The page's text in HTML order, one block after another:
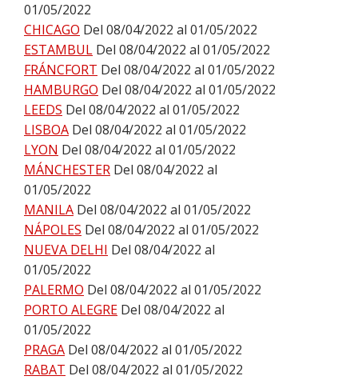
01/05/2022
CHICAGO Del 08/04/2022 al 01/05/2022
ESTAMBUL Del 08/04/2022 al 01/05/2022
FRÁNCFORT Del 08/04/2022 al 01/05/2022
HAMBURGO Del 08/04/2022 al 01/05/2022
LEEDS Del 08/04/2022 al 01/05/2022
LISBOA Del 08/04/2022 al 01/05/2022
LYON Del 08/04/2022 al 01/05/2022
MÁNCHESTER Del 08/04/2022 al
01/05/2022
MANILA Del 08/04/2022 al 01/05/2022
NÁPOLES Del 08/04/2022 al 01/05/2022
NUEVA DELHI Del 08/04/2022 al
01/05/2022
PALERMO Del 08/04/2022 al 01/05/2022
PORTO ALEGRE Del 08/04/2022 al
01/05/2022
PRAGA Del 08/04/2022 al 01/05/2022
RABAT Del 08/04/2022 al 01/05/2022